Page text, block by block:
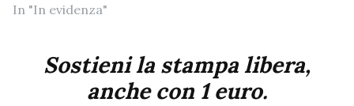
In "In evidenza"
Sostieni la stampa libera,
anche con 1 euro.